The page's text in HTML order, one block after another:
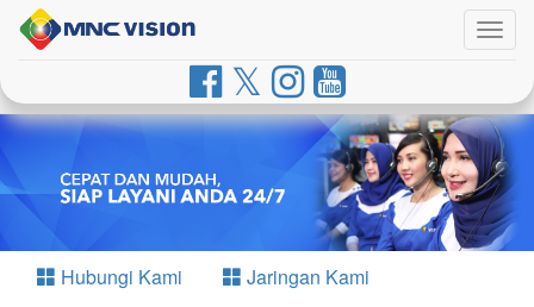
Hubungi Kami
Jaringan Kami